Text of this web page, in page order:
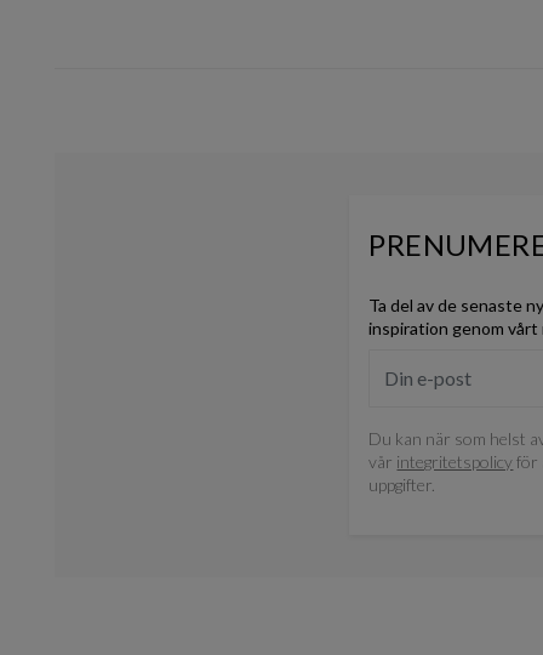
Ta del av de senaste
inspiration genom vårt
Du kan när som helst
vår integritetspolicyför
uppgifter.